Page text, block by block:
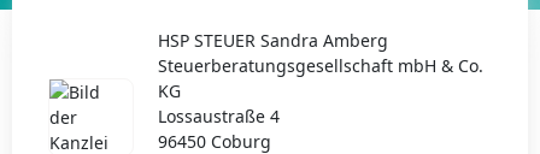
HSP STEUER Sandra Amberg
Steuerberatungsgesellschaft mbH & Co.
KG
Lossaustraße 4
96450 Coburg